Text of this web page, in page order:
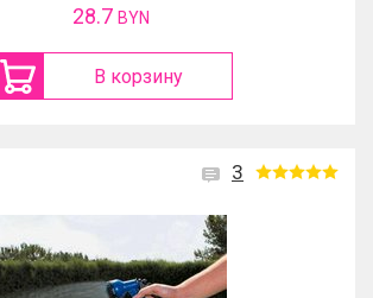
28.7 BYN
В корзину
3